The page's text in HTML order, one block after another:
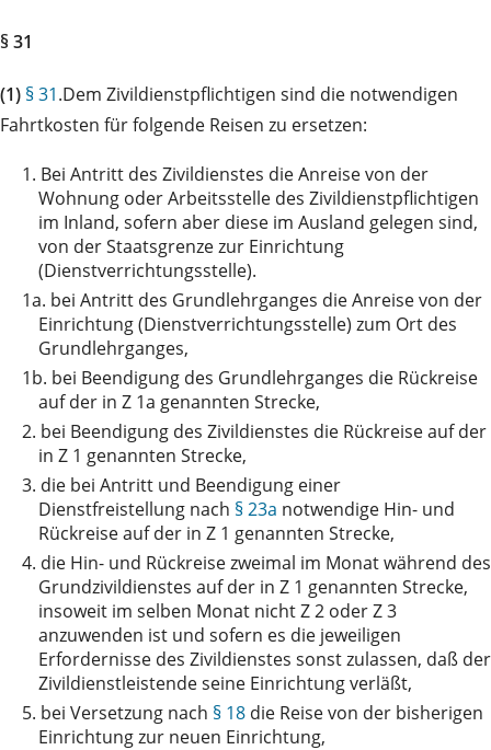
§ 31
(1) § 31.Dem Zivildienstpflichtigen sind die notwendigen
Fahrtkosten für folgende Reisen zu ersetzen:
1. Bei Antritt des Zivildienstes die Anreise von der
Wohnung oder Arbeitsstelle des Zivildienstpflichtigen
im Inland, sofern aber diese im Ausland gelegen sind,
von der Staatsgrenze zur Einrichtung
(Dienstverrichtungsstelle).
1a. bei Antritt des Grundlehrganges die Anreise von der
Einrichtung (Dienstverrichtungsstelle) zum Ort des
Grundlehrganges,
1b. bei Beendigung des Grundlehrganges die Rückreise
auf der in Z 1a genannten Strecke,
2. bei Beendigung des Zivildienstes die Rückreise auf der
in Z 1 genannten Strecke,
3. die bei Antritt und Beendigung einer
Dienstfreistellung nach § 23a notwendige Hin- und
Rückreise auf der in Z 1 genannten Strecke,
4. die Hin- und Rückreise zweimal im Monat während des
Grundzivildienstes auf der in Z 1 genannten Strecke,
insoweit im selben Monat nicht Z 2 oder Z 3
anzuwenden ist und sofern es die jeweiligen
Erfordernisse des Zivildienstes sonst zulassen, daß der
Zivildienstleistende seine Einrichtung verläßt,
5. bei Versetzung nach § 18 die Reise von der bisherigen
Einrichtung zur neuen Einrichtung,